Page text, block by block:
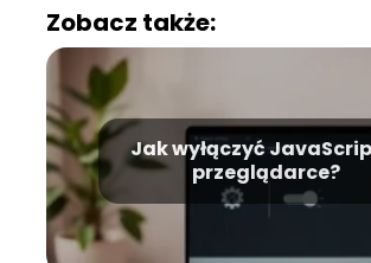
Zobacz także:
Jak wyłączyć
przeglądarce?